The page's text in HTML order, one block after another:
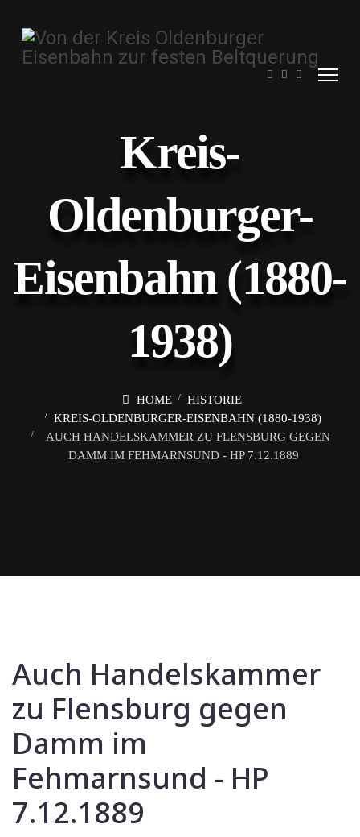
Kreis-
Oldenburger-
Eisenbahn (1880-
1938)
HOME
HISTORIE
KREIS-OLDENBURGER-EISENBAHN (1880-1938)
AUCH HANDELSKAMMER ZU FLENSBURG GEGEN
DAMM IM FEHMARNSUND - HP 7.12.1889
Auch Handelskammer
zu Flensburg gegen
Damm im
Fehmarnsund - HP
7.12.1889